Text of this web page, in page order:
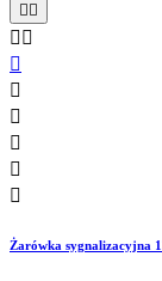
 
 






Żarówka sygnalizacyjna